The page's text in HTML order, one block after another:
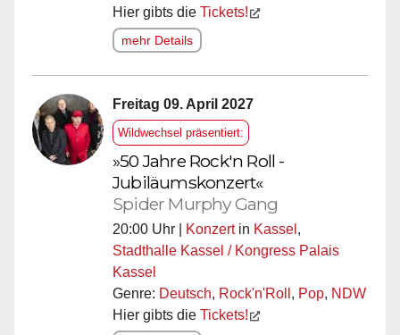
Hier gibts die Tickets!
mehr Details
Freitag 09. April 2027
Wildwechsel präsentiert:
»50 Jahre Rock'n Roll -
Jubiläumskonzert«
Spider Murphy Gang
20:00 Uhr | Konzertin Kassel ,
Stadthalle Kassel / Kongress Palais
Kassel
Genre: Deutsch, Rock'n'Roll , Pop, NDW
Hier gibts die Tickets!